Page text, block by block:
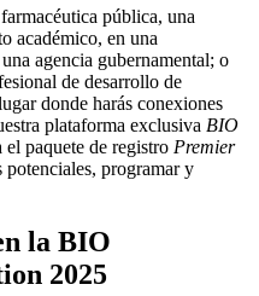
pública, una
académico, en una
agencia gubernamental; o
de desarrollo de
donde harás conexiones
plataforma exclusiva BIO
paquete de registro Premier
programar y
la BIO
2025